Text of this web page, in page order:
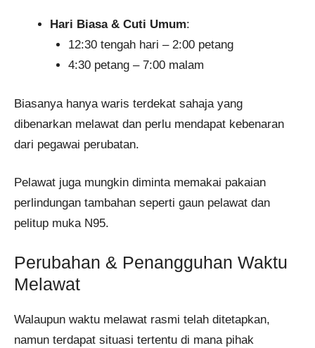
Hari Biasa & Cuti Umum:
12:30 tengah hari – 2:00 petang
4:30 petang – 7:00 malam
Biasanya hanya waris terdekat sahaja yang
dibenarkan melawat dan perlu mendapat kebenaran
dari pegawai perubatan.
Pelawat juga mungkin diminta memakai pakaian
perlindungan tambahan seperti gaun pelawat dan
pelitup muka N95.
Perubahan & Penangguhan Waktu
Melawat
Walaupun waktu melawat rasmi telah ditetapkan,
namun terdapat situasi tertentu di mana pihak